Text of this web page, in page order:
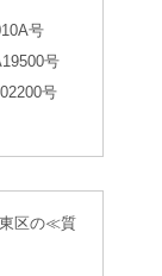
号
号
号
東区の≪質